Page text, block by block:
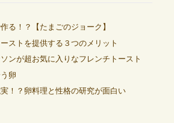
る！？【たまごのジョーク】
ストを提供する３つのメリット
ンが超お気に入りなフレンチトースト
卵
！？卵料理と性格の研究が面白い